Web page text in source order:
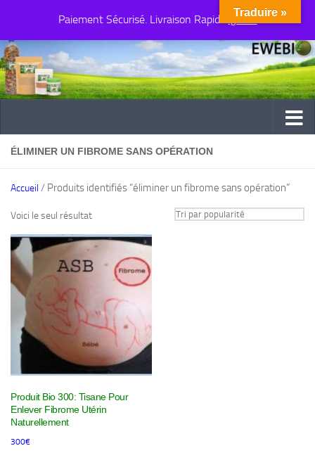
Paiement Sécurisé. Livraison Rapide Ignorer
Au dessous du contenu
ÉLIMINER UN FIBROME SANS OPÉRATION
Accueil / Produits identifiés “éliminer un fibrome sans opération”
Voici le seul résultat
Produit Bio 300: Tisane Pour
Enlever Fibrome Utérin
Naturellement
300€
Traduire »